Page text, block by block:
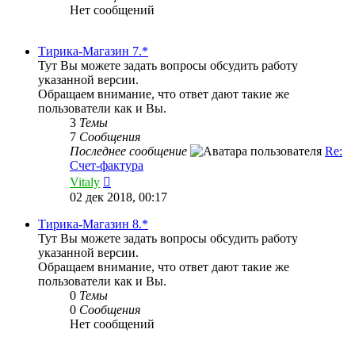
Нет сообщений
Тирика-Магазин 7.*
Тут Вы можете задать вопросы обсудить работу
указанной версии.
Обращаем внимание, что ответ дают такие же
пользователи как и Вы.
3 Темы
7 Сообщения
Последнее сообщение
Re:
Счет-фактура
Vitaly
к
последнему
сообщению
02 дек 2018, 00:17
Тирика-Магазин 8.*
Тут Вы можете задать вопросы обсудить работу
указанной версии.
Обращаем внимание, что ответ дают такие же
пользователи как и Вы.
0 Темы
0 Сообщения
Нет сообщений